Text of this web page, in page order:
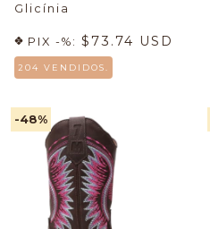
Glicínia
PIX -%: $73.74 USD
204 VENDIDOS.
-48%